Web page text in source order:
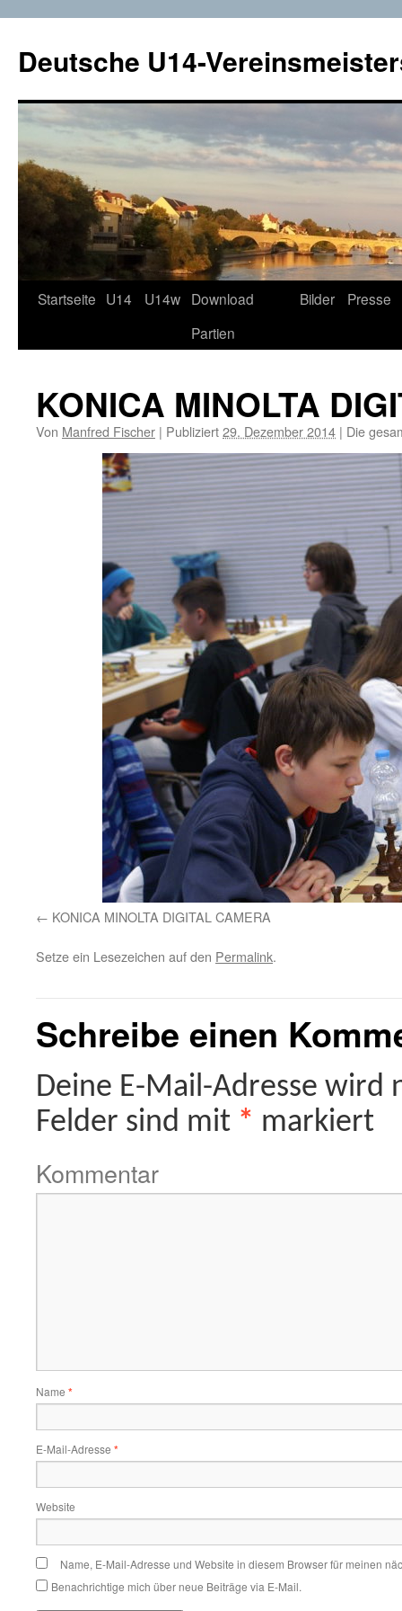
Deutsche U14-
Zum
Startseite U14 U14w Download
Partien
Bilder Presse
KONICA MINOLTA
Von Manfred Fischer | Publiziert29. Dezember 2014 | Die
KONICA MINOLTA DIGITAL CAMERA
Setze ein Lesezeichen auf den Permalink.
Schreibe einen
Deine E-Mail-Adresse
Felder sind mit * markiert
Kommentar
Name *
E-Mail-Adresse *
Website
Name, E-Mail-Adresse und Website in diesem Browser für meinen
Benachrichtige mich über neue Beiträge via E-Mail.